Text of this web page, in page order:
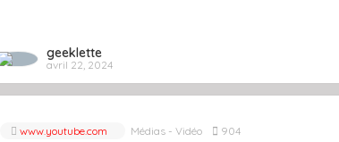
geeklette
avril 22, 2024
www.youtube.com Médias - Vidéo 904